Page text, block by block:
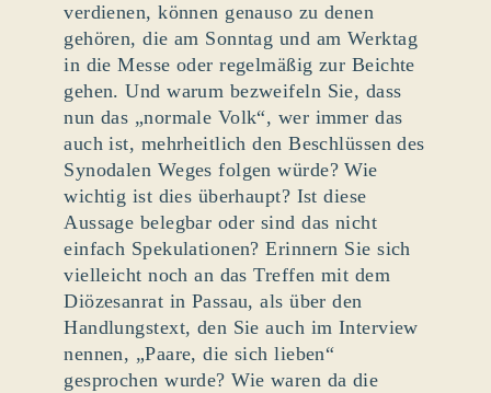
verdienen, können genauso zu denen
gehören, die am Sonntag und am Werktag
in die Messe oder regelmäßig zur Beichte
gehen. Und warum bezweifeln Sie, dass
nun das „normale Volk“, wer immer das
auch ist, mehrheitlich den Beschlüssen des
Synodalen Weges folgen würde? Wie
wichtig ist dies überhaupt? Ist diese
Aussage belegbar oder sind das nicht
einfach Spekulationen? Erinnern Sie sich
vielleicht noch an das Treffen mit dem
Diözesanrat in Passau, als über den
Handlungstext, den Sie auch im Interview
nennen, „Paare, die sich lieben“
gesprochen wurde? Wie waren da die